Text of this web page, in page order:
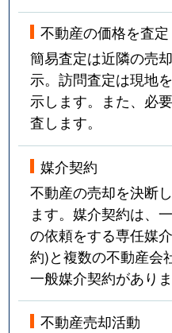
不動産の価格を査定
簡易査定は近隣の売
示。訪問査定は現地
示します。また、必
査します。
媒介契約
不動産の売却を決断
ます。媒介契約は、
の依頼をする専任媒
約)と複数の不動産会
一般媒介契約がありま
不動産売却活動